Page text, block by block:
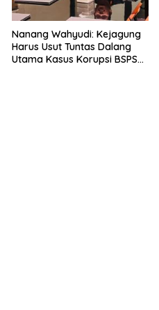
Nanang Wahyudi: Kejagung
Harus Usut Tuntas Dalang
Utama Kasus Korupsi BSPS